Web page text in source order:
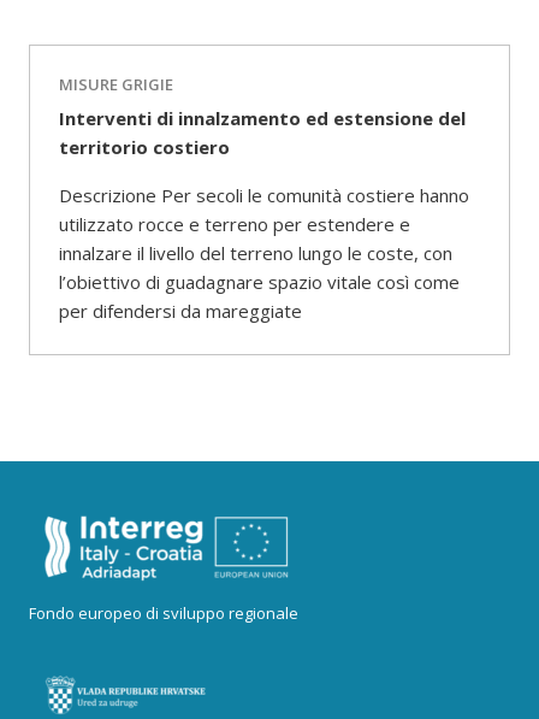
MISURE GRIGIE
Interventi di innalzamento ed estensione del
territorio costiero
Descrizione Per secoli le comunità costiere hanno
utilizzato rocce e terreno per estendere e
innalzare il livello del terreno lungo le coste, con
l’obiettivo di guadagnare spazio vitale così come
per difendersi da mareggiate
Fondo europeo di sviluppo regionale